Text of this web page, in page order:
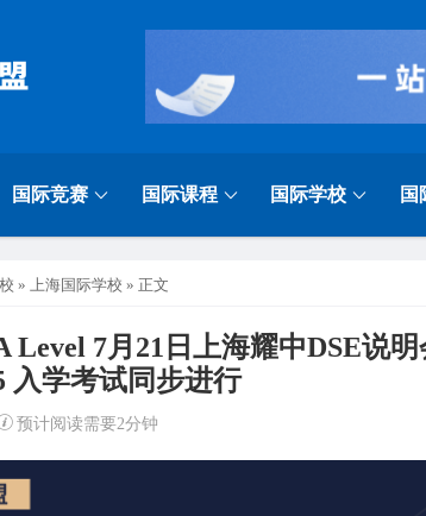
国际竞赛 国际课程 国际学校 国
» 上海国际学校 » 正文
Level 7月21日上海耀中DSE说
入学考试同步进行
预计阅读需要2分钟